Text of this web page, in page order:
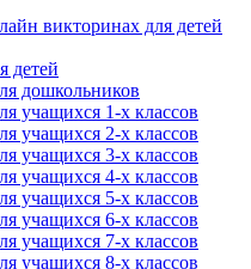
викторинах для детей
детей
дошкольников
учащихся 1-х классов
учащихся 2-х классов
учащихся 3-х классов
учащихся 4-х классов
учащихся 5-х классов
учащихся 6-х классов
учащихся 7-х классов
учащихся 8-х классов